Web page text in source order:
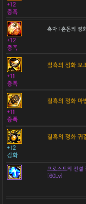
+12
증폭
흑아 : 혼돈의 정
+12
증폭
칠흑의 정화 보
+11
증폭
칠흑의 정화 마
+11
증폭
칠흑의 정화 귀
+12
강화
프로스트의 전설
[60Lv]